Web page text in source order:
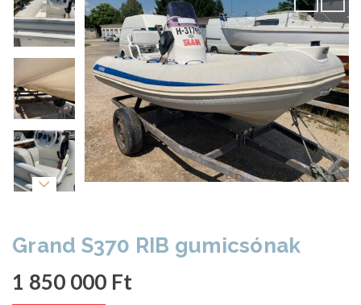
Grand S370 RIB gumicsónak
1 850 000 Ft